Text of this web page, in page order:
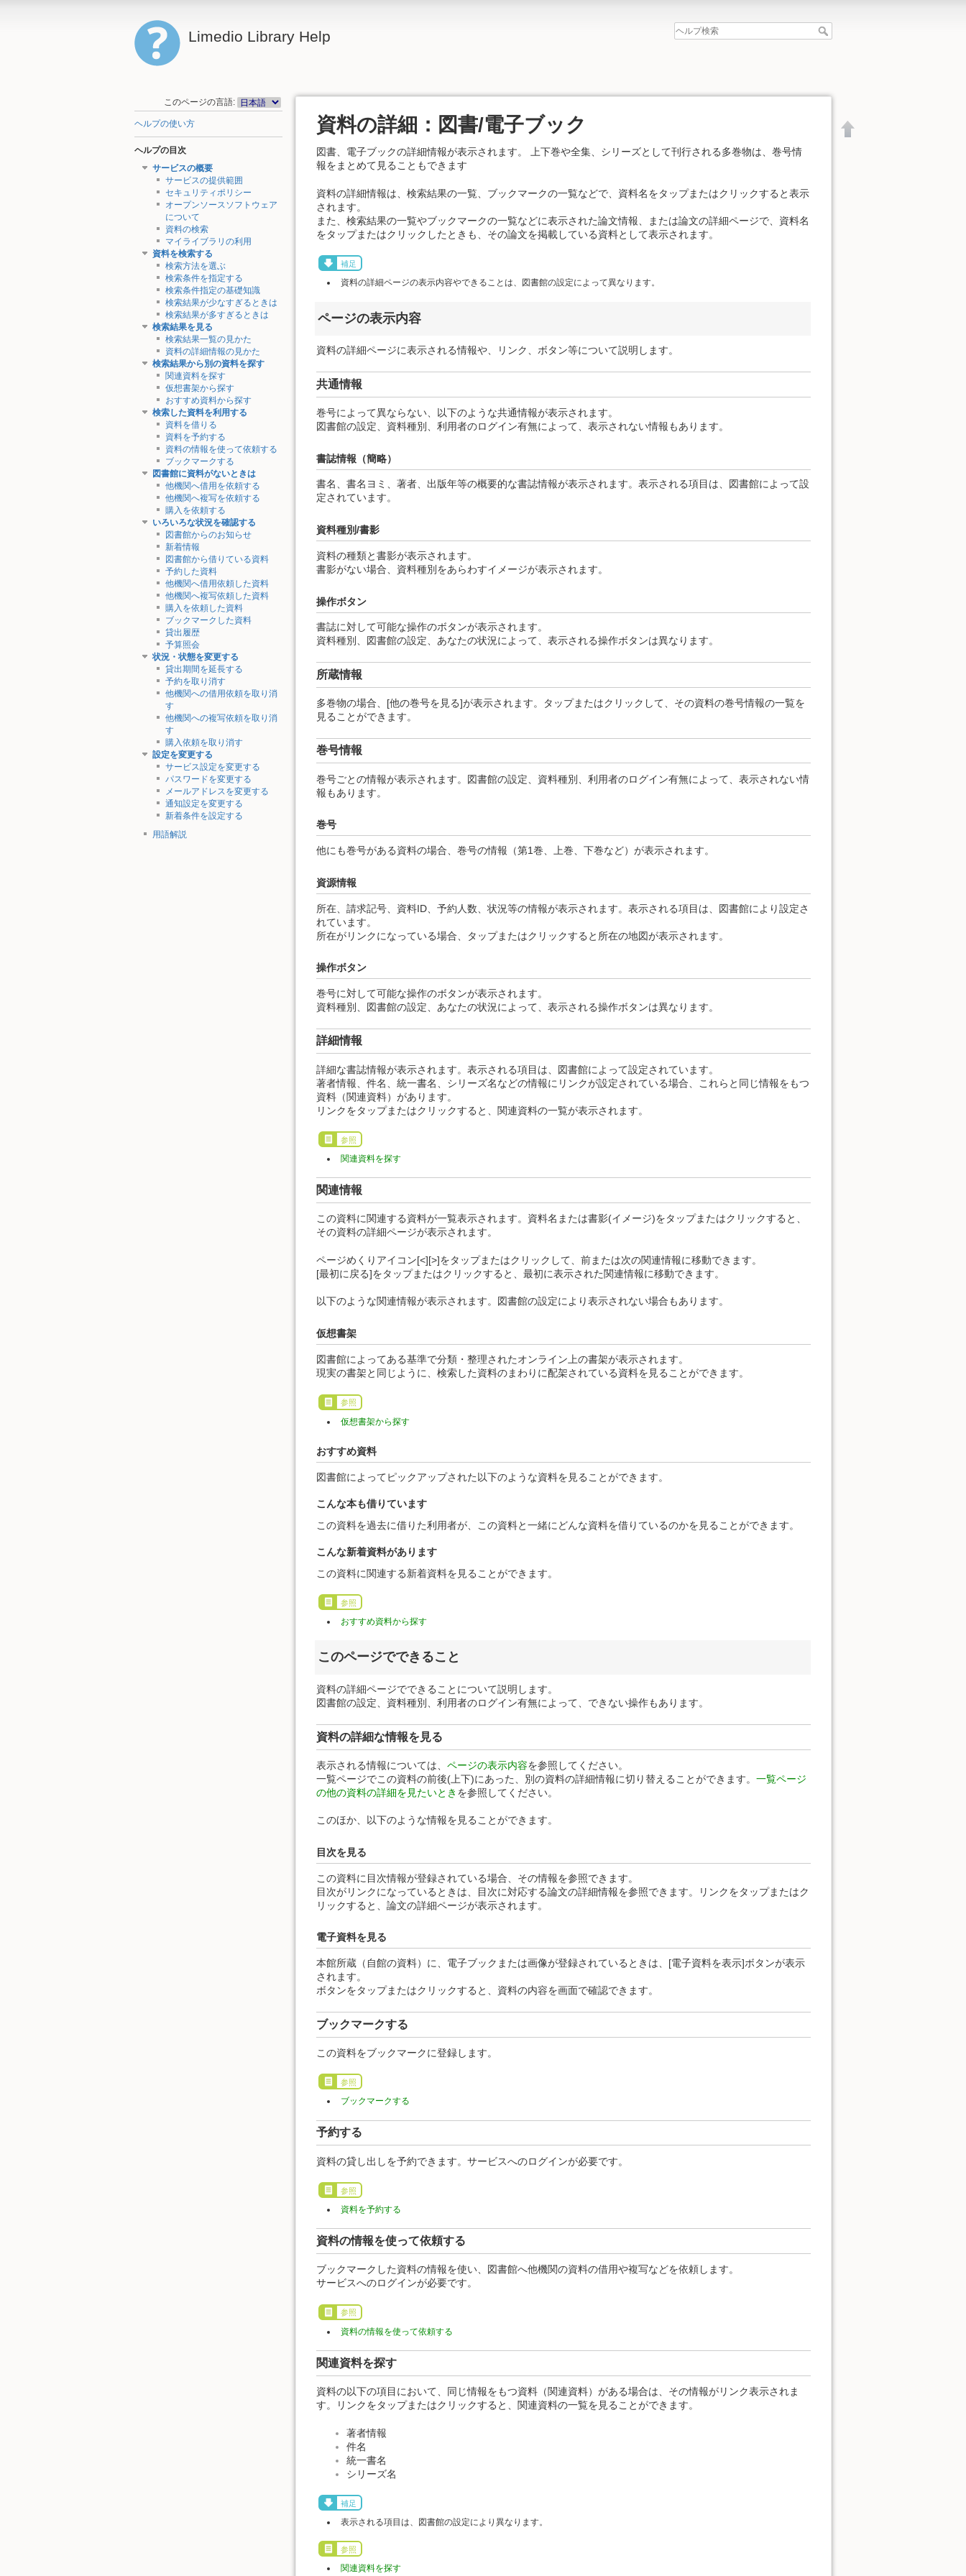
Limedio Library Help
このページの言語:
ヘルプの使い方
ヘルプの目次
サービスの概要
サービスの提供範囲
セキュリティポリシー
オープンソースソフトウェア
について
資料の検索
マイライブラリの利用
資料を検索する
検索方法を選ぶ
検索条件を指定する
検索条件指定の基礎知識
検索結果が少なすぎるときは
検索結果が多すぎるときは
検索結果を見る
検索結果一覧の見かた
資料の詳細情報の見かた
検索結果から別の資料を探す
関連資料を探す
仮想書架から探す
おすすめ資料から探す
検索した資料を利用する
資料を借りる
資料を予約する
資料の情報を使って依頼する
ブックマークする
図書館に資料がないときは
他機関へ借用を依頼する
他機関へ複写を依頼する
購入を依頼する
いろいろな状況を確認する
図書館からのお知らせ
新着情報
図書館から借りている資料
予約した資料
他機関へ借用依頼した資料
他機関へ複写依頼した資料
購入を依頼した資料
ブックマークした資料
貸出履歴
予算照会
状況・状態を変更する
貸出期間を延長する
予約を取り消す
他機関への借用依頼を取り消
す
他機関への複写依頼を取り消
す
購入依頼を取り消す
設定を変更する
サービス設定を変更する
パスワードを変更する
メールアドレスを変更する
通知設定を変更する
新着条件を設定する
用語解説
資料の詳細：図書/電子ブック
図書、電子ブックの詳細情報が表示されます。 上下巻や全集、シリーズとして刊行される多巻物は、巻号情
報をまとめて見ることもできます
資料の詳細情報は、検索結果の一覧、ブックマークの一覧などで、資料名をタップまたはクリックすると表示
されます。
また、検索結果の一覧やブックマークの一覧などに表示された論文情報、または論文の詳細ページで、資料名
をタップまたはクリックしたときも、その論文を掲載している資料として表示されます。
補足
資料の詳細ページの表示内容やできることは、図書館の設定によって異なります。
ページの表示内容
資料の詳細ページに表示される情報や、リンク、ボタン等について説明します。
共通情報
巻号によって異ならない、以下のような共通情報が表示されます。
図書館の設定、資料種別、利用者のログイン有無によって、表示されない情報もあります。
書誌情報（簡略）
書名、書名ヨミ、著者、出版年等の概要的な書誌情報が表示されます。表示される項目は、図書館によって設
定されています。
資料種別/書影
資料の種類と書影が表示されます。
書影がない場合、資料種別をあらわすイメージが表示されます。
操作ボタン
書誌に対して可能な操作のボタンが表示されます。
資料種別、図書館の設定、あなたの状況によって、表示される操作ボタンは異なります。
所蔵情報
多巻物の場合、[他の巻号を見る]が表示されます。タップまたはクリックして、その資料の巻号情報の一覧を
見ることができます。
巻号情報
巻号ごとの情報が表示されます。図書館の設定、資料種別、利用者のログイン有無によって、表示されない情
報もあります。
巻号
他にも巻号がある資料の場合、巻号の情報（第1巻、上巻、下巻など）が表示されます。
資源情報
所在、請求記号、資料ID、予約人数、状況等の情報が表示されます。表示される項目は、図書館により設定さ
れています。
所在がリンクになっている場合、タップまたはクリックすると所在の地図が表示されます。
操作ボタン
巻号に対して可能な操作のボタンが表示されます。
資料種別、図書館の設定、あなたの状況によって、表示される操作ボタンは異なります。
詳細情報
詳細な書誌情報が表示されます。表示される項目は、図書館によって設定されています。
著者情報、件名、統一書名、シリーズ名などの情報にリンクが設定されている場合、これらと同じ情報をもつ
資料（関連資料）があります。
リンクをタップまたはクリックすると、関連資料の一覧が表示されます。
参照
関連資料を探す
関連情報
この資料に関連する資料が一覧表示されます。資料名または書影(イメージ)をタップまたはクリックすると、
その資料の詳細ページが表示されます。
ページめくりアイコン[<][>]をタップまたはクリックして、前または次の関連情報に移動できます。
[最初に戻る]をタップまたはクリックすると、最初に表示された関連情報に移動できます。
以下のような関連情報が表示されます。図書館の設定により表示されない場合もあります。
仮想書架
図書館によってある基準で分類・整理されたオンライン上の書架が表示されます。
現実の書架と同じように、検索した資料のまわりに配架されている資料を見ることができます。
参照
仮想書架から探す
おすすめ資料
図書館によってピックアップされた以下のような資料を見ることができます。
こんな本も借りています
この資料を過去に借りた利用者が、この資料と一緒にどんな資料を借りているのかを見ることができます。
こんな新着資料があります
この資料に関連する新着資料を見ることができます。
参照
おすすめ資料から探す
このページでできること
資料の詳細ページでできることについて説明します。
図書館の設定、資料種別、利用者のログイン有無によって、できない操作もあります。
資料の詳細な情報を見る
表示される情報については、 ページの表示内容を参照してください。
一覧ページでこの資料の前後(上下)にあった、別の資料の詳細情報に切り替えることができます。 一覧ページ
の他の資料の詳細を見たいとき を参照してください。
このほか、以下のような情報を見ることができます。
目次を見る
この資料に目次情報が登録されている場合、その情報を参照できます。
目次がリンクになっているときは、目次に対応する論文の詳細情報を参照できます。リンクをタップまたはク
リックすると、論文の詳細ページが表示されます。
電子資料を見る
本館所蔵（自館の資料）に、電子ブックまたは画像が登録されているときは、[電子資料を表示]ボタンが表示
されます。
ボタンをタップまたはクリックすると、資料の内容を画面で確認できます。
ブックマークする
この資料をブックマークに登録します。
参照
ブックマークする
予約する
資料の貸し出しを予約できます。サービスへのログインが必要です。
参照
資料を予約する
資料の情報を使って依頼する
ブックマークした資料の情報を使い、図書館へ他機関の資料の借用や複写などを依頼します。
サービスへのログインが必要です。
参照
資料の情報を使って依頼する
関連資料を探す
資料の以下の項目において、同じ情報をもつ資料（関連資料）がある場合は、その情報がリンク表示されま
す。リンクをタップまたはクリックすると、関連資料の一覧を見ることができます。
著者情報
件名
統一書名
シリーズ名
補足
表示される項目は、図書館の設定により異なります。
参照
関連資料を探す